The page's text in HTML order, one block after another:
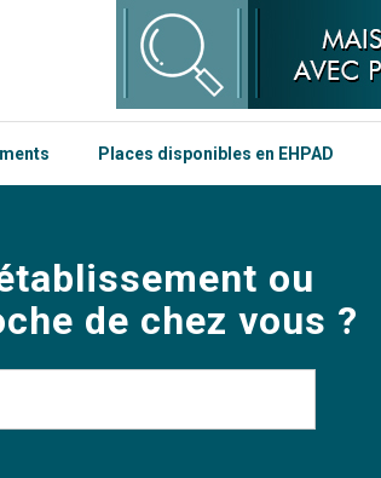
Places disponibles en EHPAD
ou
de chez vous ?